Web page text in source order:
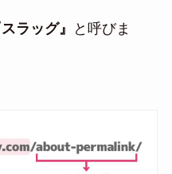
スラッグ』
と呼びま